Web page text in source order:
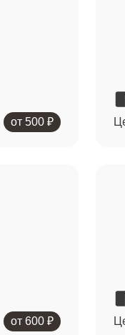
от 500 ₽
от 600 ₽